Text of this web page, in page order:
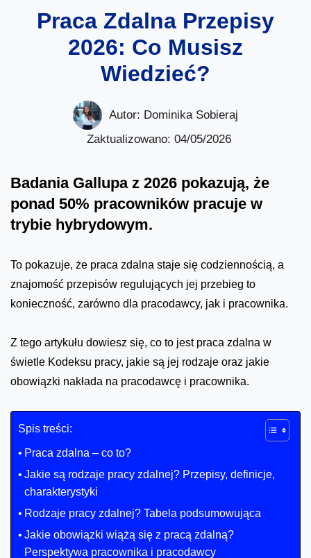
Praca Zdalna Przepisy
2026: Co Musisz
Wiedzieć?
Autor: Dominika Sobieraj
Zaktualizowano: 04/05/2026
Badania Gallupa z 2026 pokazują, że
ponad 50% pracowników pracuje w
trybie hybrydowym.
To pokazuje, że praca zdalna staje się codziennością, a
znajomość przepisów regulujących jej przebieg to
konieczność, zarówno dla pracodawcy, jak i pracownika.
Z tego artykułu dowiesz się, co to jest praca zdalna w
świetle Kodeksu pracy, jakie są jej rodzaje oraz jakie
obowiązki nakłada na pracodawcę i pracownika.
Spis treści:
Praca zdalna – co to?
Jakie są rodzaje pracy zdalnej? Przepisy, definicje,
charakterystyki
Rodzaje pracy zdalnej? Tabela podsumowująca
Jakie obowiązki wiążą się z pracą zdalną?
Perspektywa pracownika i pracodawcy